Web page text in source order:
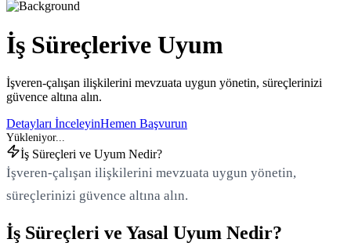
İş Süreçlerive Uyum
İşveren-çalışan ilişkilerini mevzuata uygun yönetin, süreçlerinizi
güvence altına alın.
Detayları İnceleyinHemen Başvurun
İş Süreçleri ve Uyum Nedir?
İşveren-çalışan ilişkilerini mevzuata uygun yönetin,
süreçlerinizi güvence altına alın.
İş Süreçleri ve Yasal Uyum Nedir?